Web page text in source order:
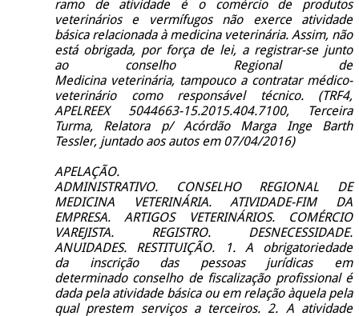
ramo de atividade é o comércio de produtos
veterinários e vermífugos não exerce atividade
básica relacionada à medicina veterinária. Assim, não
está obrigada, por força de lei, a registrar-se junto
ao conselho Regional de
Medicina veterinária, tampouco a contratar médico-
veterinário como responsável técnico. (TRF4,
APELREEX 5044663-15.2015.404.7100, Terceira
Turma, Relatora p/ Acórdão Marga Inge Barth
Tessler, juntado aos autos em 07/04/2016)
APELAÇÃO.
ADMINISTRATIVO.
CONSELHO REGIONAL DE
MEDICINA VETERINÁRIA. ATIVIDADE-FIM DA
EMPRESA. ARTIGOS VETERINÁRIOS. COMÉRCIO
VAREJISTA. REGISTRO. DESNECESSIDADE.
ANUIDADES. RESTITUIÇÃO. 1. A obrigatoriedade
da inscrição das pessoas jurídicas em
determinado conselho de fiscalização profissional é
dada pela atividade básica ou em relação àquela pela
qual prestem serviços a terceiros. 2. A atividade